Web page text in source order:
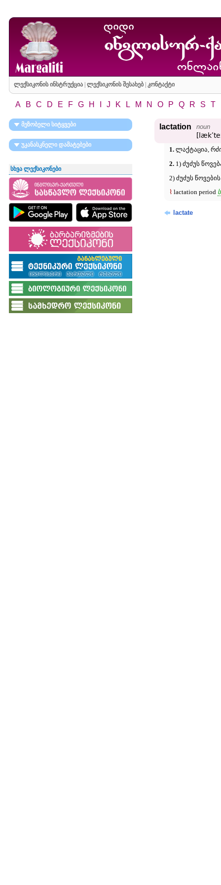
ლექსიკონის ინსტრუქცია| ლექსიკონის შესახებ| კონტაქტი
A B C D E F G H J K L M N O P Q R S T
მეზობელი სიტყვები
უკანასკნელი დამატებები
სხვა ლექსიკონები
lactation noun
1.ლაქტაცია,
2.1) ძუძუს
2) ძუძუს
⌇ lactation period
lactate